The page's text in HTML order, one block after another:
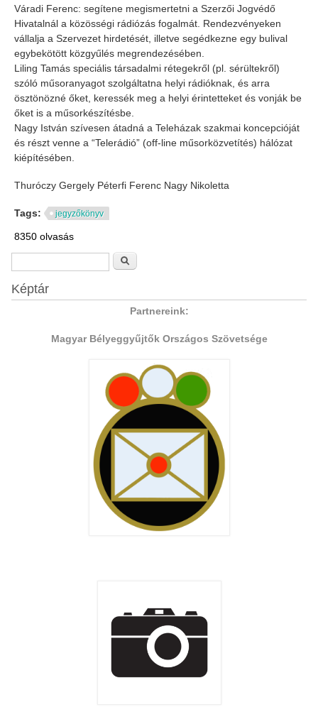
Váradi Ferenc: segítene megismertetni a Szerzői Jogvédő
Hivatalnál a közösségi rádiózás fogalmát. Rendezvényeken
vállalja a Szervezet hirdetését, illetve segédkezne egy bulival
egybekötött közgyűlés megrendezésében.
Liling Tamás speciális társadalmi rétegekről (pl. sérültekről)
szóló műsoranyagot szolgáltatna helyi rádióknak, és arra
ösztönözné őket, keressék meg a helyi érintetteket és vonják be
őket is a műsorkészítésbe.
Nagy István szívesen átadná a Teleházak szakmai koncepcióját
és részt venne a “Telerádió” (off-line műsorközvetítés) hálózat
kiépítésében.
Thuróczy Gergely Péterfi Ferenc Nagy Nikoletta
Tags: jegyzőkönyv
8350 olvasás
Keresés űrlap
Képtár
Partnereink:
Magyar Bélyeggyűjtők Országos Szövetsége